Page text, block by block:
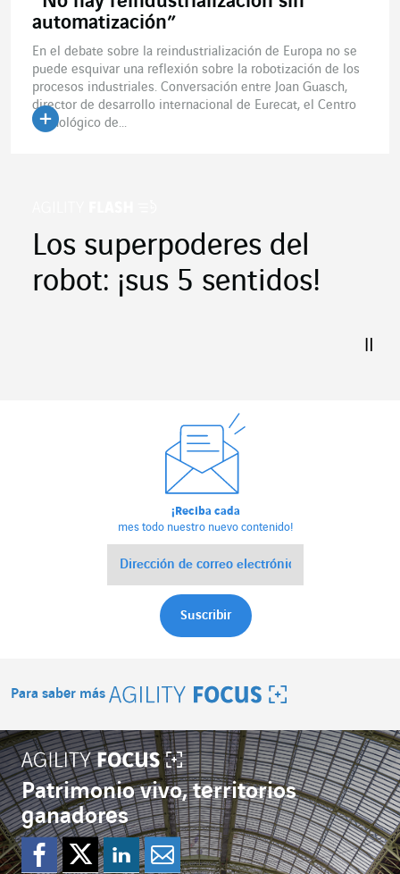
automatización”
En el debate sobre la reindustrialización de Europa no se
puede esquivar una reflexión sobre la robotización de los
procesos industriales. Conversación entre Joan Guasch,
director de desarrollo internacional de Eurecat, el Centro
Tecnológico de...
Los superpoderes del
robot: ¡sus 5 sentidos!
¡Reciba cada
mes todo nuestro nuevo contenido!
Para saber más
Patrimonio vivo, territorios
ganadores
Compartir en
Compartir en
Compartir en
Enviar por e-